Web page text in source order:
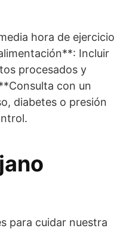
hora de ejercicio
Incluir
procesados y
con un
diabetes o presión
para cuidar nuestra